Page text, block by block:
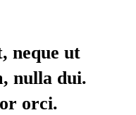
neque ut
nulla dui.
orci.